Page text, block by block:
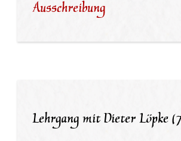
Ausschreibung
Lehrgang mit Dieter Löpke